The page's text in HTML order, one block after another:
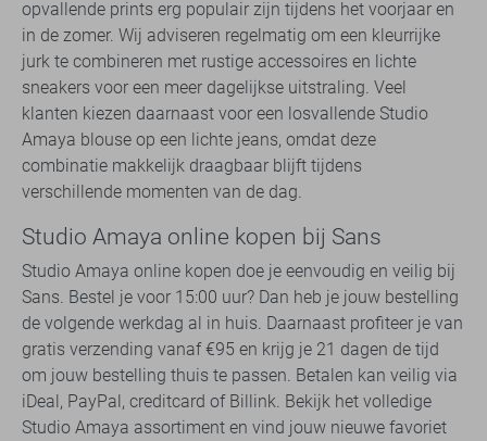
opvallende prints erg populair zijn tijdens het voorjaar en
in de zomer. Wij adviseren regelmatig om een kleurrijke
jurk te combineren met rustige accessoires en lichte
sneakers voor een meer dagelijkse uitstraling. Veel
klanten kiezen daarnaast voor een losvallende Studio
Amaya blouse op een lichte jeans, omdat deze
combinatie makkelijk draagbaar blijft tijdens
verschillende momenten van de dag.
Studio Amaya online kopen bij Sans
Studio Amaya online kopen doe je eenvoudig en veilig bij
Sans. Bestel je voor 15:00 uur? Dan heb je jouw bestelling
de volgende werkdag al in huis. Daarnaast profiteer je van
gratis verzending vanaf €95 en krijg je 21 dagen de tijd
om jouw bestelling thuis te passen. Betalen kan veilig via
iDeal, PayPal, creditcard of Billink. Bekijk het volledige
Studio Amaya assortiment en vind jouw nieuwe favoriet